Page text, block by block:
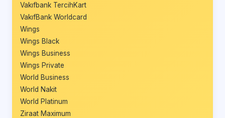
Vakıfbank TercihKart
VakıfBank Worldcard
Wings
Wings Black
Wings Business
Wings Private
World Business
World Nakit
World Platinum
Ziraat Maximum